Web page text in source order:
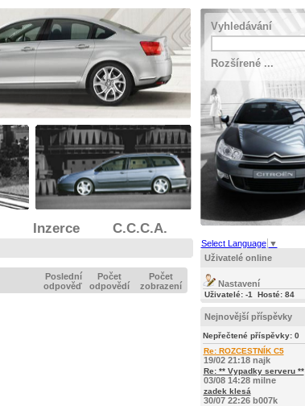
Vyhledávání
Rozšírené ...
Inzerce C.C.C.A.
Poslední
odpověď
Počet
odpovědí
Počet
zobrazení
Select Language ▼
Uživatelé online
Nastavení
Uživatelé: -1 Hosté: 84
Nejnovější příspěvky
Nepřečtené příspěvky: 0
Re: ROZCESTNÍK C5
19/02 21:18 najk
Re: ** Vypadky serveru **
03/08 14:28 milne
zadek klesá
30/07 22:26 b007k